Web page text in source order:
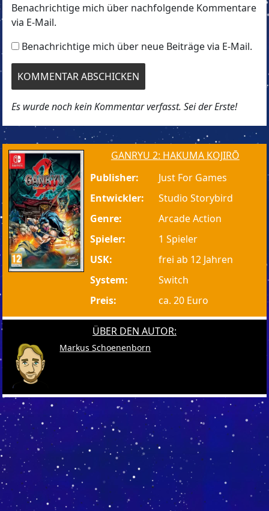
Benachrichtige mich über nachfolgende Kommentare
via E-Mail.
Benachrichtige mich über neue Beiträge via E-Mail.
Es wurde noch kein Kommentar verfasst. Sei der Erste!
GANRYU 2: HAKUMA KOJIRŌ
Publisher:
Just For Games
Entwickler:
Studio Storybird
Genre:
Arcade Action
Spieler:
1 Spieler
USK:
frei ab 12 Jahren
System:
Switch
Preis:
ca. 20 Euro
ÜBER DEN AUTOR:
Markus Schoenenborn